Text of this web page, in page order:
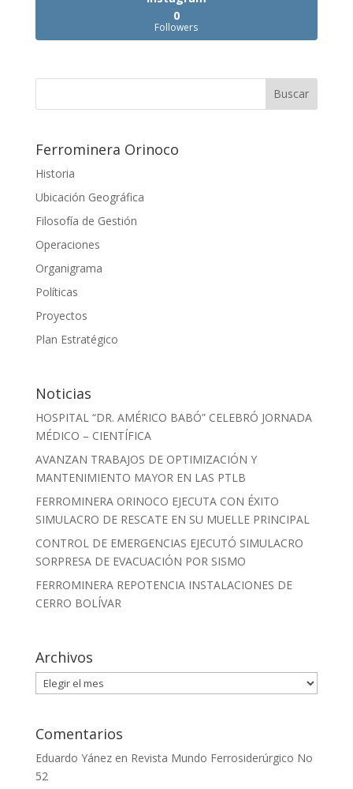
0
Followers
Ferrominera Orinoco
Historia
Ubicación Geográfica
Filosofía de Gestión
Operaciones
Organigrama
Políticas
Proyectos
Plan Estratégico
Noticias
HOSPITAL “DR. AMÉRICO BABÓ” CELEBRÓ JORNADA
MÉDICO – CIENTÍFICA
AVANZAN TRABAJOS DE OPTIMIZACIÓN Y
MANTENIMIENTO MAYOR EN LAS PTLB
FERROMINERA ORINOCO EJECUTA CON ÉXITO
SIMULACRO DE RESCATE EN SU MUELLE PRINCIPAL
CONTROL DE EMERGENCIAS EJECUTÓ SIMULACRO
SORPRESA DE EVACUACIÓN POR SISMO
FERROMINERA REPOTENCIA INSTALACIONES DE
CERRO BOLÍVAR
Archivos
Archivos
Comentarios
Eduardo Yánezen Revista Mundo Ferrosiderúrgico No
52